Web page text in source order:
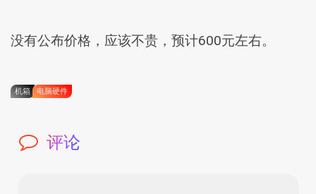
没有公布价格，应该不贵，预计600元左右。
机箱 电脑硬件
评论